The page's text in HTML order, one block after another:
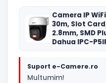
Camera IP
30m, Slot
2.8mm, SMD
Dahua IPC-
Suport e-Camere.ro
Multumim!